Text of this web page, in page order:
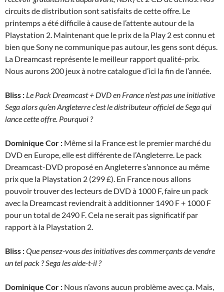
circuits de distribution sont satisfaits de cette offre. Le
printemps a été difficile à cause de l’attente autour de la
Playstation 2. Maintenant que le prix de la Play 2 est connu et
bien que Sony ne communique pas autour, les gens sont déçus.
La Dreamcast représente le meilleur rapport qualité-prix.
Nous aurons 200 jeux à notre catalogue d’ici la fin de l’année.
Bliss : Le Pack Dreamcast + DVD en France n’est pas une initiative
Sega alors qu’en Angleterre c’est le distributeur officiel de Sega qui
lance cette offre. Pourquoi ?
Dominique Cor : Même si la France est le premier marché du
DVD en Europe, elle est différente de l’Angleterre. Le pack
Dreamcast-DVD proposé en Angleterre s’annonce au même
prix que la Playstation 2 (299 £). En France nous allons
pouvoir trouver des lecteurs de DVD à 1000 F, faire un pack
avec la Dreamcast reviendrait à additionner 1490 F + 1000 F
pour un total de 2490 F. Cela ne serait pas significatif par
rapport à la Playstation 2.
Bliss :Que pensez-vous des initiatives des commerçants de vendre
un tel pack ? Sega les aide-t-il ?
Dominique Cor : Nous n’avons aucun problème avec ça. Mais,